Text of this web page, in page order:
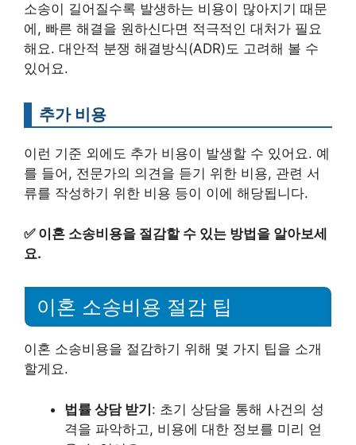
소송이 길어질수록 발생하는 비용이 많아지기 때문
에, 빠른 해결을 원하신다면 적극적인 대처가 필요
해요. 대안적 분쟁 해결방식(ADR)도 고려해 볼 수
있어요.
추가 비용
이런 기준 외에도 추가 비용이 발생할 수 있어요. 예
를 들어, 전문가의 의견을 듣기 위한 비용, 관련 서
류를 작성하기 위한 비용 등이 이에 해당됩니다.
✅ 이혼 소송비용을 절감할 수 있는 방법을 알아보세
요.
이혼 소송비용 절감 팁
이혼 소송비용을 절감하기 위해 몇 가지 팁을 소개
할게요.
법률 상담 받기: 초기 상담을 통해 사건의 성
격을 파악하고, 비용에 대한 정보를 미리 얻